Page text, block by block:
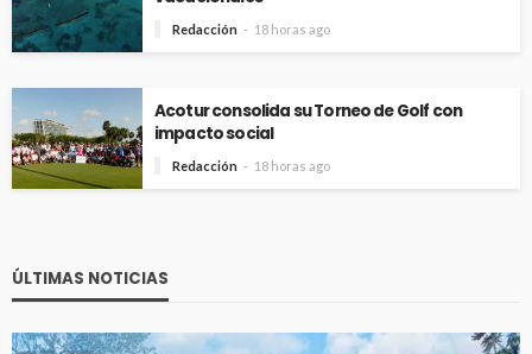
Redacción 18 horas ago
Acotur consolida su Torneo de Golf con
impacto social
Redacción 18 horas ago
ÚLTIMAS NOTICIAS